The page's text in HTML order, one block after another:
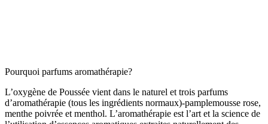
Pourquoi parfums aromathérapie?
L’oxygène de Poussée vient dans le naturel et trois parfums
d’aromathérapie (tous les ingrédients normaux)-pamplemousse rose,
menthe poivrée et menthol. L’aromathérapie est l’art et la science de